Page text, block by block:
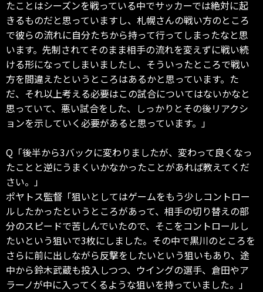
たことはシーズンを戦っている中でサッカーでは絶対に起
きるものだと思っていますし、札幌さんの戦い方のところ
で彼らの流れに自分たちから持って行ってしまったなと思
います。先制されてそのまま相手の流れを変えずに戦い続
ける形になってしまいましたし、そういったところで戦い
方を間違えたというところはあるかと思っています。た
だ、それ以上考える必要はこの試合についてはないかなと
思っていて、悪い試合をした、しっかりとその後リアクシ
ョンを示していく必要があると思っています。」
Q「後半から3バックに変わりましたが、変わって良くなっ
たことと逆にうまくいかなかったことがあれば教えてくだ
さい。」
ポヤトス監督「狙いとしてはゲームをもう少しコントロー
ルしたかったというところがあって、相手の切り替えの部
分のスピードで苦しんでいたので、そこをコントロールし
たいという狙いで3枚にしました。その中で黒川のところを
さらに前に出しながら反撃をしたいという狙いもあり、途
中から鈴木武蔵も投入しつつ、ウイングの選手、倉田やア
ラーノが中に入ってくるような狙いを持っていました。」